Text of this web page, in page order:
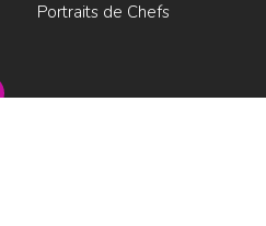
Portraits de Chefs